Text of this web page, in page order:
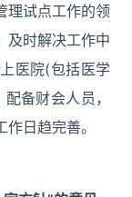
理试点工作的领
及时解决工作中
医院(包括医学
备财会人员，
日趋完善。